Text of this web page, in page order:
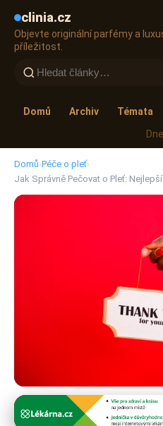
clinia.cz
Objevte originální parfémy a
příležitost.
Domů Archiv Témata
Domů›Péče o pleť›
Jak Správně Pečovat o Pleť:
Péče o pleť